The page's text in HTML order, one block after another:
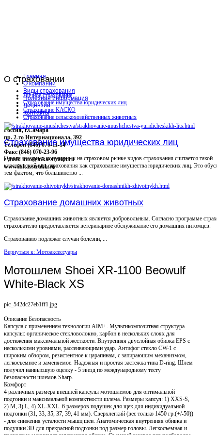
О страховании
Личное страхование
Страхование имущества юридических лиц
Страхование КАСКО
Страхование сельскохозяйственных животных
Россия, г.Самара
пр. 2-го Интернационала, 392
Телефон (846) 070-11-14
Факс (846) 070-23-96
e-mail: info@inkasstrakh.ru
www.inkasstrakh.ru
Главная
О компании
Виды страхования
Полезная информация
Лицензии
Контакты
Страхование имущества юридических лиц
Одним из самых популярных на страховом рынке видов страхования считается такой
классический вид страхования как страхование имущества юридических лиц. Это
тем фактом, что большинство ...
Страхование домашних животных
Страхование домашних животных является добровольным. Согласно программе
страхователю предоставляется ветеринарное обслуживание его домашних питомцев.
Страхованию подлежат случаи болезни, ...
Вернуться к: Мотоаксессуары
Мотошлем Shoei XR-1100 Beowulf
White-Black XS
pic_542dc27eb1ff1.jpg
Описание Безопасность
Капсула с применением технологии AIM+. Мультикомпозитная структура
капсулы: органическое стекловолокно, карбон в нескольких слоях для
достижения максимальной жесткости. Внутренняя двуслойная обивка EPS с
несколькими уровнями, рассеивающими удар. Антифог стекло CW-1 с
широким обзором, резистентное к царапинам, с запирающим механизмом,
легкосъемное и заменяемое. Надежная и простая застежка типа D-ring. Шлем
получил наивысшую оценку - 5 звезд по международному тесту
безопасности шлемов Sharp.
Комфорт
4 различных размера внешней капсулы мотошлемов для оптимальной
подгонки и максимальной компактности шлема. Размеры капсул: 1) XXS-S,
2) M, 3) L, 4) XL-XXL. 6 размеров подушек для щек для индивидуальной
подгонки (31, 33, 35, 37, 39, 41 мм). Сверхлегкий (вес только 1450 гр.(+/-50))
- для снижения усталости мышц шеи. Анатомическая внутренняя обивка и
подушки 3D для прекрасной подгонки под размер головы. Легкосъемная и